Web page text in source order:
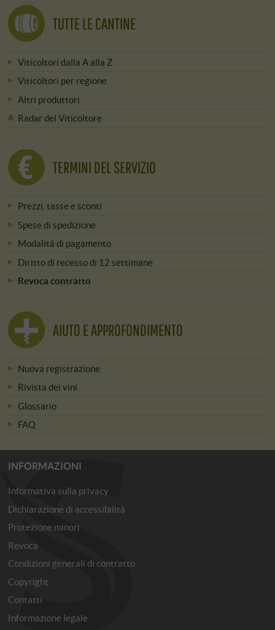
TUTTE LE CANTINE
Viticoltori dalla A alla Z
Viticoltori per regione
Altri produttori
Radar del Viticoltore
TERMINI DEL SERVIZIO
Prezzi, tasse e sconti
Spese di spedizione
Modalitá di pagamento
Diritto di recesso di 12 settimane
Revoca contratto
AIUTO E APPROFONDIMENTO
Nuova registrazione
Rivista dei vini
Glossario
FAQ
INFORMAZIONI
Informativa sulla privacy
Dichiarazione di accessibilità
Protezione minori
Revoca
Condizioni generali di contratto
Copyright
Contatti
Informazione legale